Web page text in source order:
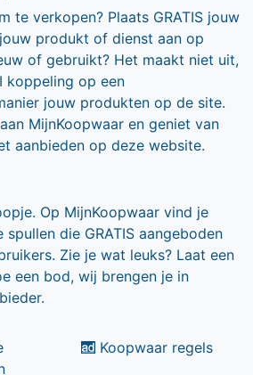
te verkopen? Plaats GRATIS jouw
produkt of dienst aan op
of gebruikt? Het maakt niet uit,
koppeling op een
jouw produkten op de site.
MijnKoopwaar en geniet van
aanbieden op deze website.
Op MijnKoopwaar vind je
die GRATIS aangeboden
Zie je wat leuks? Laat een
een bod, wij brengen je in
Koopwaar regels